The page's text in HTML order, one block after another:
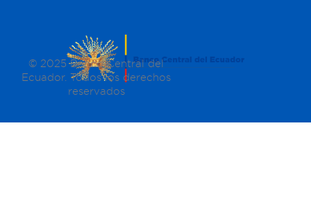
© 2025 Banco Central del
Ecuador. Todos los derechos
reservados